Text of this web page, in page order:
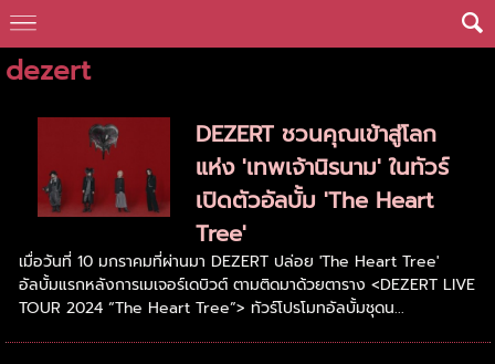
dezert
DEZERT ชวนคุณเข้าสู่โลก
แห่ง 'เทพเจ้านิรนาม' ในทัวร์
เปิดตัวอัลบั้ม 'The Heart
Tree'
เมื่อวันที่ 10 มกราคมที่ผ่านมา DEZERT ปล่อย 'The Heart Tree'
อัลบั้มแรกหลังการเมเจอร์เดบิวต์ ตามติดมาด้วยตาราง <DEZERT LIVE
TOUR 2024 “The Heart Tree”> ทัวร์โปรโมทอัลบั้มชุดน...